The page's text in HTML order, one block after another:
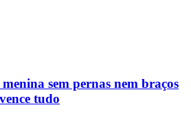
sem pernas nem braços
tudo